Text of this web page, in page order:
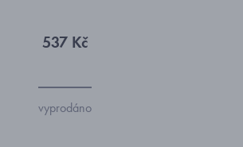
537 Kč
vyprodáno